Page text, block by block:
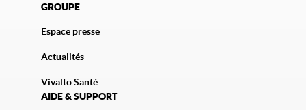
GROUPE
Espace presse
Actualités
Vivalto Santé
AIDE & SUPPORT